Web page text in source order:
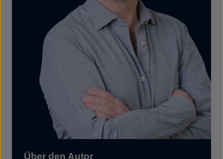
Über den Autor